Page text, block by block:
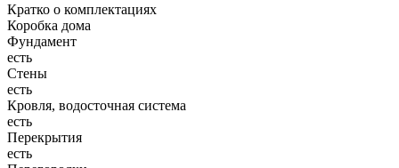
Кратко о комплектациях
Коробка дома
Фундамент
есть
Стены
есть
Кровля, водосточная система
есть
Перекрытия
есть